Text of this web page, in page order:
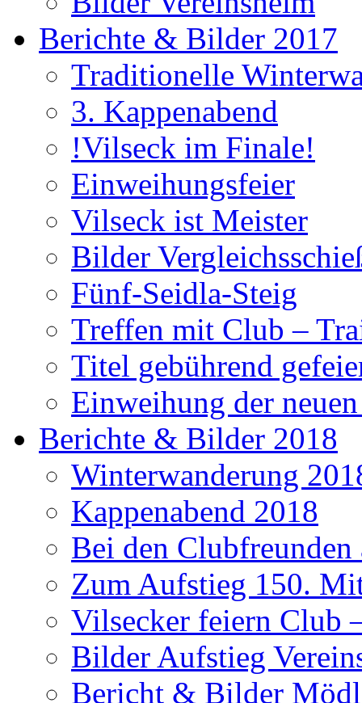
Berichte & Bilder 2017
Traditionelle
3. Kappenabend
!Vilseck im Finale!
Einweihungsfeier
Vilseck ist Meister
Bilder
Fünf-Seidla-Steig
Treffen mit Club –
Titel gebührend
Einweihung der
Berichte & Bilder 2018
Winterwanderung
Kappenabend 2018
Bei den
Zum Aufstieg 150.
Vilsecker feiern Club
Bilder Aufstieg
Bericht & Bilder